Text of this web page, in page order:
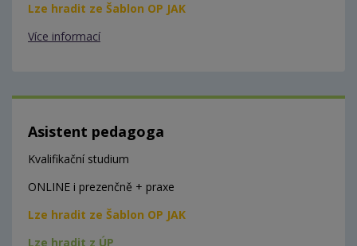
Lze hradit ze Šablon OP JAK
Více informací
Asistent pedagoga
Kvalifikační studium
ONLINE i prezenčně + praxe
Lze hradit ze Šablon OP JAK
Lze hradit z ÚP